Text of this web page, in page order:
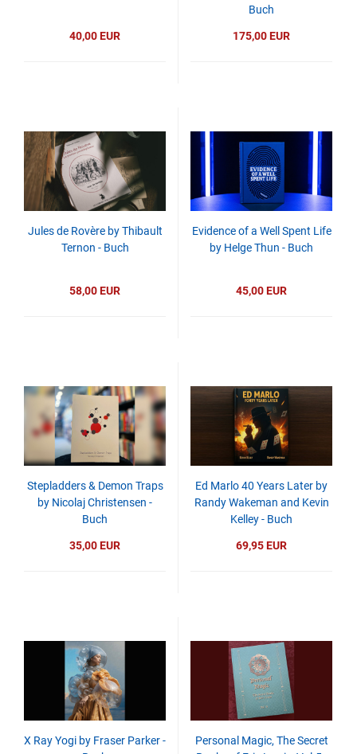
40,00 EUR
Buch
175,00 EUR
Jules de Rovère by Thibault
Ternon - Buch
58,00 EUR
Evidence of a Well Spent Life
by Helge Thun - Buch
45,00 EUR
Stepladders & Demon Traps
by Nicolaj Christensen -
Buch
35,00 EUR
Ed Marlo 40 Years Later by
Randy Wakeman and Kevin
Kelley - Buch
69,95 EUR
X Ray Yogi by Fraser Parker -
Personal Magic, The Secret